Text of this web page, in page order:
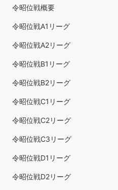
令昭位戦概要
令昭位戦A1リーグ
令昭位戦A2リーグ
令昭位戦B1リーグ
令昭位戦B2リーグ
令昭位戦C1リーグ
令昭位戦C2リーグ
令昭位戦C3リーグ
令昭位戦D1リーグ
令昭位戦D2リーグ